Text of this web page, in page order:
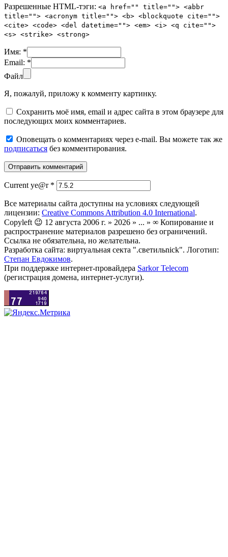
Разрешенные HTML-тэги: <a href="" title=""> <abbr
title=""> <acronym title=""> <b> <blockquote cite="">
<cite> <code> <del datetime=""> <em> <i> <q cite="">
<s> <strike> <strong>
Имя: *
Email: *
Файл
Я, пожалуй, приложу к комменту картинку.
Сохранить моё имя, email и адрес сайта в этом браузере для
последующих моих комментариев.
Оповещать о комментариях через e-mail. Вы можете так же
подписаться без комментирования.
Current ye@r *
Все материалы сайта доступны на условиях следующей
лицензии: Creative Commons Attribution 4.0 International.
Copyleft 😉 12 августа 2006 г. » 2026 » ... » ∞ Копирование и
распространение материалов разрешено без ограничений.
Ссылка не обязательна, но желательна.
Разработка сайта: виртуальная секта ".светильnick". Логотип:
Степан Евдокимов.
При поддержке интернет-провайдера Sarkor Telecom
(регистрация домена, интернет-услуги).